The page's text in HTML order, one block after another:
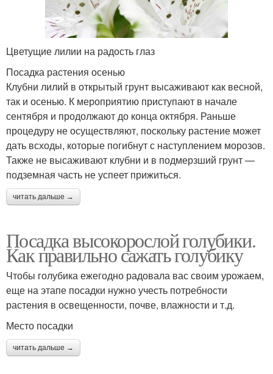
Цветущие лилии на радость глаз
Посадка растения осенью
Клубни лилий в открытый грунт высаживают как весной,
так и осенью. К мероприятию приступают в начале
сентября и продолжают до конца октября. Раньше
процедуру не осуществляют, поскольку растение может
дать всходы, которые погибнут с наступлением морозов.
Также не высаживают клубни и в подмерзший грунт —
подземная часть не успеет прижиться.
читать дальше →
Посадка высокорослой голубики.
Как правильно сажать голубику
Чтобы голубика ежегодно радовала вас своим урожаем,
еще на этапе посадки нужно учесть потребности
растения в освещенности, почве, влажности и т.д.
Место посадки
читать дальше →